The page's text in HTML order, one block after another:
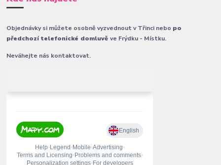
Objednávky si můžete osobně vyzvednout v Třinci nebo po
předchozí telefonické domluvěve Frýdku - Místku.
Neváhejte nás kontaktovat.